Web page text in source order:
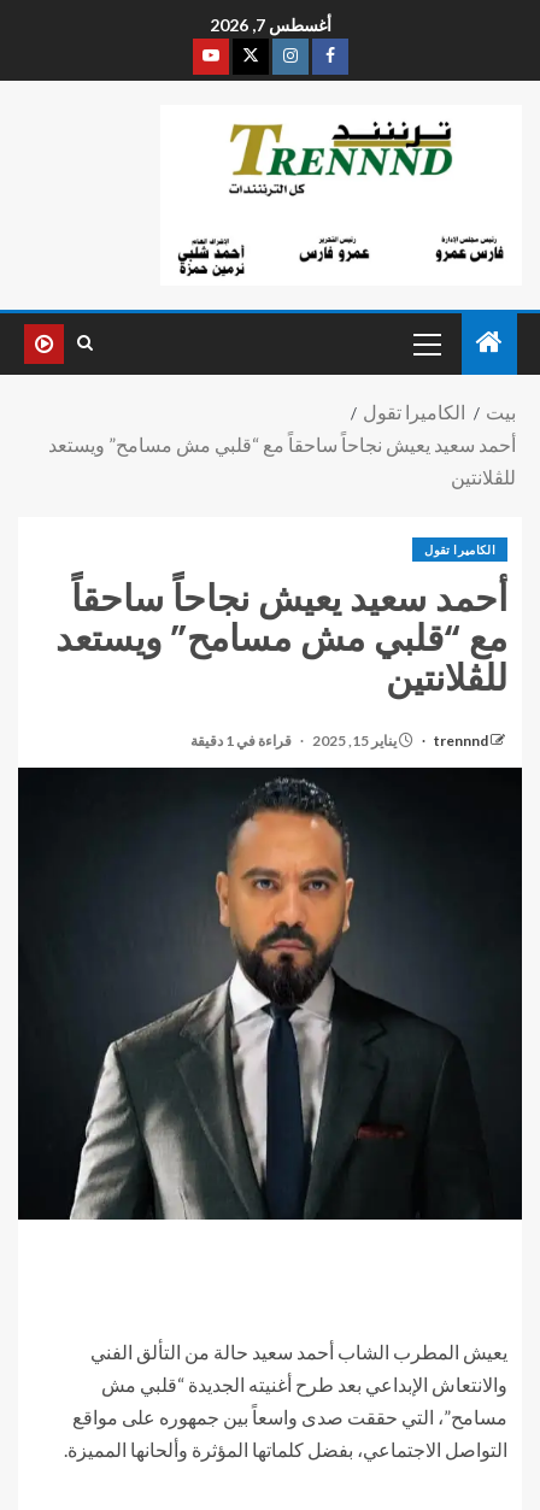
أغسطس 7, 2026
بيت
الكاميرا تقول
أحمد سعيد يعيش نجاحاً ساحقاً مع “قلبي مش مسامح” ويستعد
للڤلانتين
الكاميرا تقول
أحمد سعيد يعيش نجاحاً ساحقاً
مع “قلبي مش مسامح” ويستعد
للڤلانتين
trennnd يناير 15, 2025 قراءة في 1 دقيقة
يعيش المطرب الشاب أحمد سعيد حالة من التألق الفني
والانتعاش الإبداعي بعد طرح أغنيته الجديدة “قلبي مش
مسامح”، التي حققت صدى واسعاً بين جمهوره على مواقع
التواصل الاجتماعي، بفضل كلماتها المؤثرة وألحانها المميزة.